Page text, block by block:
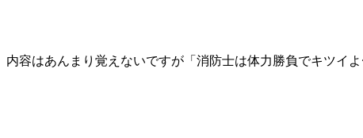
内容はあんまり覚えないですが「消防士は体力勝負でキツ